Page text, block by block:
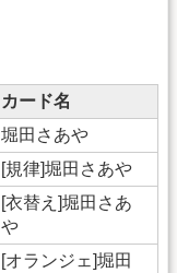
カード名
堀田さあや
[規律]堀田さあや
[衣替え]堀田さあ
や
[オランジェ]堀田